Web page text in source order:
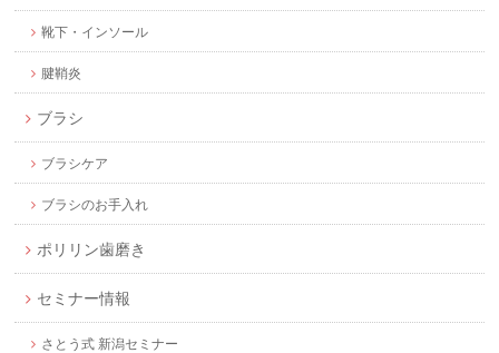
靴下・インソール
腱鞘炎
ブラシ
ブラシケア
ブラシのお手入れ
ポリリン歯磨き
セミナー情報
さとう式 新潟セミナー